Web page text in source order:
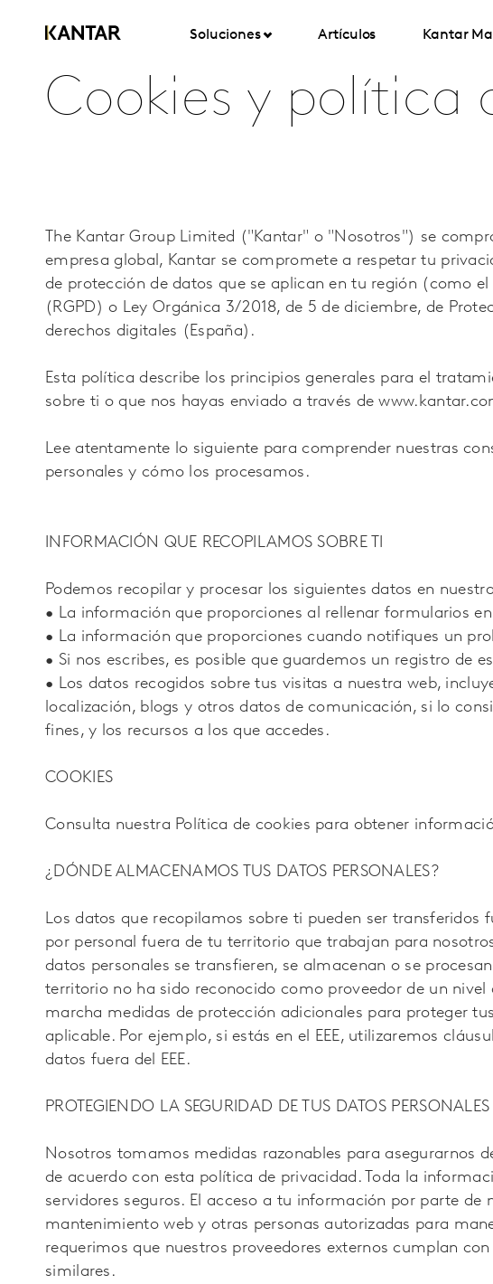
Soluciones Artículos Kantar
Cookies y política
The Kantar Group Limited ("Kantar" o "Nosotros") se
empresa global, Kantar se compromete a respetar tu
de protección de datos que se aplican en tu región (como
(RGPD) o Ley Orgánica 3/2018, de 5 de diciembre, de
derechos digitales (España).
Esta política describe los principios generales para el
sobre ti o que nos hayas enviado a través de
Lee atentamente lo siguiente para comprender nuestras
personales y cómo los procesamos.
INFORMACIÓN QUE RECOPILAMOS SOBRE TI
Podemos recopilar y procesar los siguientes datos en
• La información que proporciones al rellenar formularios
• La información que proporciones cuando notifiques un
• Si nos escribes, es posible que guardemos un registro de
• Los datos recogidos sobre tus visitas a nuestra web,
localización, blogs y otros datos de comunicación, si lo
fines, y los recursos a los que accedes.
COOKIES
Consulta nuestra Política de cookies para obtener
¿DÓNDE ALMACENAMOS TUS DATOS PERSONALES?
Los datos que recopilamos sobre ti pueden ser transferidos
por personal fuera de tu territorio que trabajan para
datos personales se transfieren, se almacenan o se
territorio no ha sido reconocido como proveedor de un
marcha medidas de protección adicionales para proteger
aplicable. Por ejemplo, si estás en el EEE, utilizaremos
datos fuera del EEE.
PROTEGIENDO LA SEGURIDAD DE TUS DATOS PERSONALES
Nosotros tomamos medidas razonables para asegurarnos
de acuerdo con esta política de privacidad. Toda la
servidores seguros. El acceso a tu información por parte de
mantenimiento web y otras personas autorizadas para
requerimos que nuestros proveedores externos cumplan
similares.